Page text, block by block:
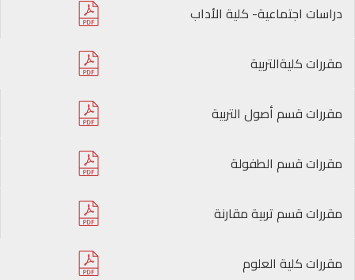
دراسات اجتماعية- كلية الأداب
مقررات كليةالتربية
مقررات قسم أصول التربية
مقررات قسم الطفولة
مقررات قسم تربية مقارنة
مقررات كلية العلوم